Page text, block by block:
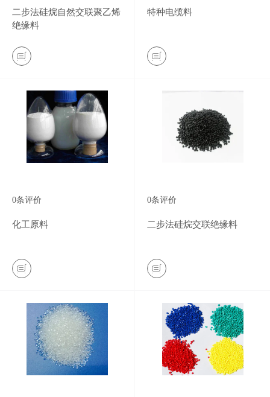
二步法硅烷自然交联聚乙烯
绝缘料
特种电缆料
0条评价
化工原料
0条评价
二步法硅烷交联绝缘料